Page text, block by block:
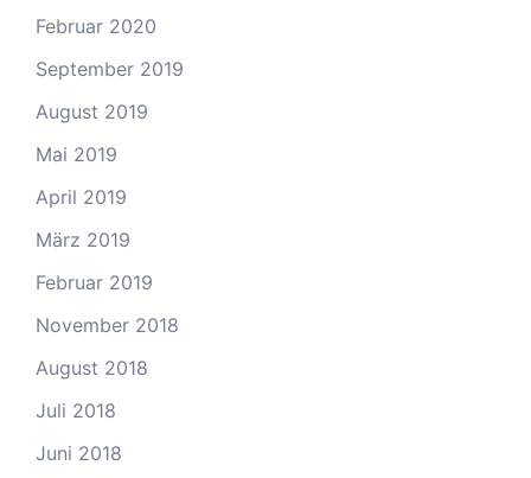
Februar 2020
September 2019
August 2019
Mai 2019
April 2019
März 2019
Februar 2019
November 2018
August 2018
Juli 2018
Juni 2018